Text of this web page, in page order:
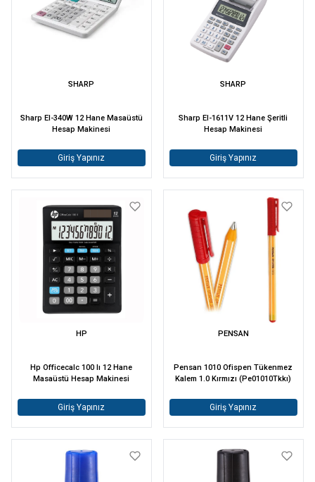
SHARP
Sharp El-340W 12 Hane Masaüstü
Hesap Makinesi
Giriş Yapınız
SHARP
Sharp El-1611V 12 Hane Şeritli
Hesap Makinesi
Giriş Yapınız
HP
Hp Officecalc 100 Iı 12 Hane
Masaüstü Hesap Makinesi
Giriş Yapınız
PENSAN
Pensan 1010 Ofispen Tükenmez
Kalem 1.0 Kırmızı (Pe01010Tkkı)
Giriş Yapınız